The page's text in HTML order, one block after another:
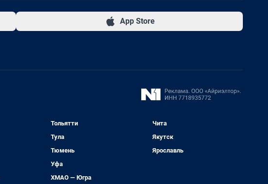
App Store
Тольятти
Тула
Тюмень
Уфа
ХМАО — Югра
Чита
Якутск
Ярославль